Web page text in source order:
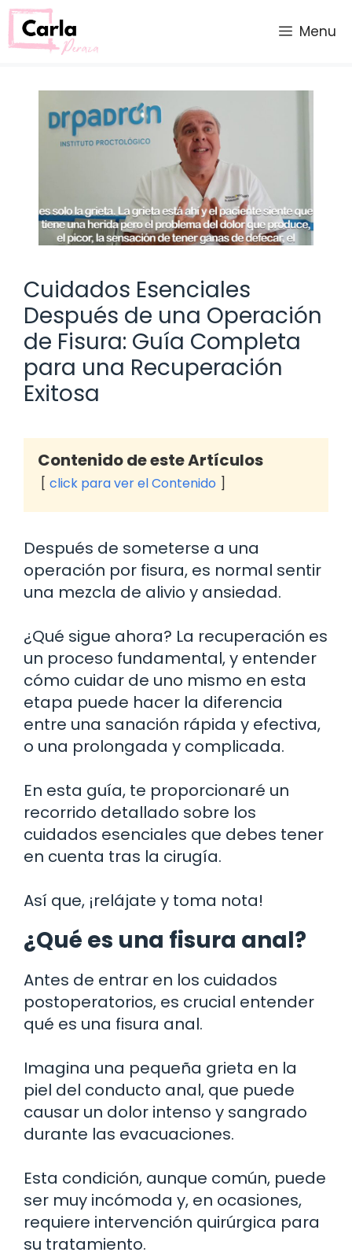
Saltar
al
contenido
Menu
Cuidados Esenciales
Después de una Operación
de Fisura: Guía Completa
para una Recuperación
Exitosa
Contenido de este Artículos
click para ver el Contenido
Después de someterse a una
operación por fisura, es normal sentir
una mezcla de alivio y ansiedad.
¿Qué sigue ahora? La recuperación es
un proceso fundamental, y entender
cómo cuidar de uno mismo en esta
etapa puede hacer la diferencia
entre una sanación rápida y efectiva,
o una prolongada y complicada.
En esta guía, te proporcionaré un
recorrido detallado sobre los
cuidados esenciales que debes tener
en cuenta tras la cirugía.
Así que, ¡relájate y toma nota!
¿Qué es una fisura anal?
Antes de entrar en los cuidados
postoperatorios, es crucial entender
qué es una fisura anal.
Imagina una pequeña grieta en la
piel del conducto anal, que puede
causar un dolor intenso y sangrado
durante las evacuaciones.
Esta condición, aunque común, puede
ser muy incómoda y, en ocasiones,
requiere intervención quirúrgica para
su tratamiento.